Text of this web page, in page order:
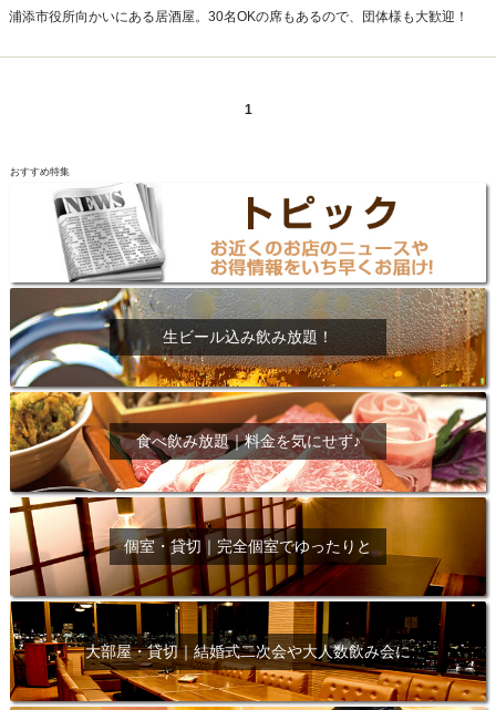
浦添市役所向かいにある居酒屋。30名OKの席もあるので、団体様も大歓迎！
1
おすすめ特集
生ビール込み飲み放題！
食べ飲み放題｜料金を気にせず♪
個室・貸切｜完全個室でゆったりと
大部屋・貸切｜結婚式二次会や大人数飲み会に